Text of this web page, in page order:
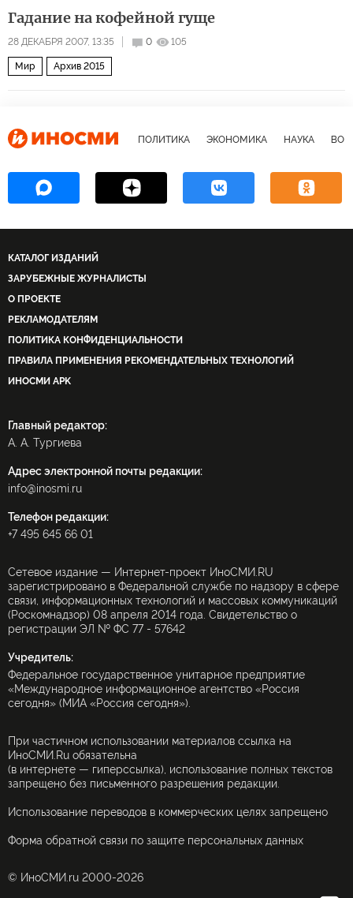
Гадание на кофейной гуще
28 ДЕКАБРЯ 2007, 13:35 0 105
Мир Архив 2015
ПОЛИТИКА ЭКОНОМИКА НАУКА
КАТАЛОГ ИЗДАНИЙ
ЗАРУБЕЖНЫЕ ЖУРНАЛИСТЫ
О ПРОЕКТЕ
РЕКЛАМОДАТЕЛЯМ
ПОЛИТИКА КОНФИДЕНЦИАЛЬНОСТИ
ПРАВИЛА ПРИМЕНЕНИЯ РЕКОМЕНДАТЕЛЬНЫХ ТЕХНОЛОГИЙ
ИНОСМИ APK
Главный редактор:
А. А. Тургиева
Адрес электронной почты редакции:
info@inosmi.ru
Телефон редакции:
+7 495 645 66 01
Сетевое издание — Интернет-проект ИноСМИ.RU
зарегистрировано в Федеральной службе по надзору в сфере
связи, информационных технологий и массовых коммуникаций
(Роскомнадзор) 08 апреля 2014 года. Свидетельство о
регистрации ЭЛ № ФС 77 - 57642
Учредитель:
Федеральное государственное унитарное предприятие
«Международное информационное агентство «Россия
сегодня» (МИА «Россия сегодня»).
При частичном использовании материалов ссылка на
ИноСМИ.Ru обязательна
(в интернете — гиперссылка), использование полных текстов
запрещено без письменного разрешения редакции.
Использование переводов в коммерческих целях запрещено
Форма обратной связи по защите персональных данных
© ИноСМИ.ru 2000-2026